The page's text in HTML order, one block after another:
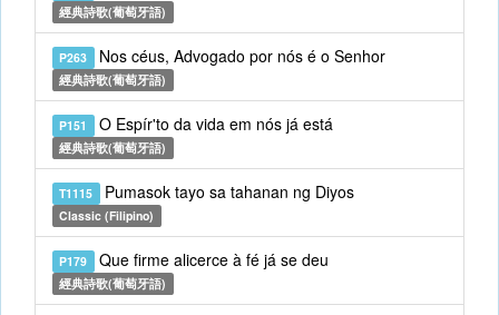
經典詩歌(葡萄牙語)
P263 Nos céus, Advogado por nós é o Senhor
經典詩歌(葡萄牙語)
P151 O Espír'to da vida em nós já está
經典詩歌(葡萄牙語)
T1115 Pumasok tayo sa tahanan ng Diyos
Classic (Filipino)
P179 Que firme alicerce à fé já se deu
經典詩歌(葡萄牙語)